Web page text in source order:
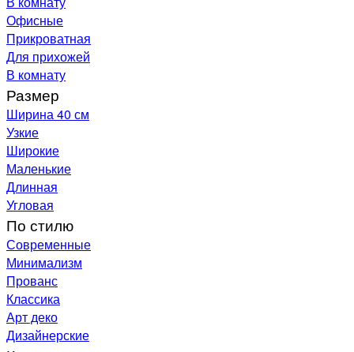
Офисные
Прикроватная
Для прихожей
В комнату
Размер
Ширина 40 см
Узкие
Широкие
Маленькие
Длинная
Угловая
По стилю
Современные
Минимализм
Прованс
Классика
Арт деко
Дизайнерские